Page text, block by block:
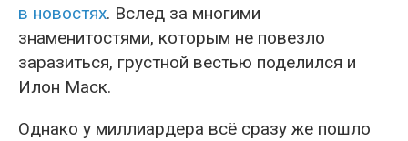
в новостях. Вслед за многими
знаменитостями, которым не повезло
заразиться, грустной вестью поделился и
Илон Маск.
Однако у миллиардера всё сразу же пошло